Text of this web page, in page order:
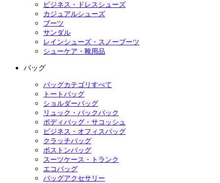
ビジネス・ドレスシューズ
カジュアルシューズ
ブーツ
サンダル
レインシューズ・スノーブーツ
シューケア・靴用品
バッグ
バッグカテゴリすべて
トートバッグ
ショルダーバッグ
リュック・バックパック
ボディバッグ・サコッシュ
ビジネス・オフィスバッグ
クラッチバッグ
ボストンバッグ
スーツケース・トランク
エコバッグ
バッグアクセサリー